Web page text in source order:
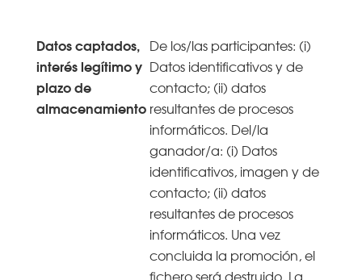
Datos captados,
interés legítimo y
plazo de
almacenamiento
De los/las participantes: (i)
Datos identificativos y de
contacto; (ii) datos
resultantes de procesos
informáticos. Del/la
ganador/a: (i) Datos
identificativos, imagen y de
contacto; (ii) datos
resultantes de procesos
informáticos. Una vez
concluida la promoción, el